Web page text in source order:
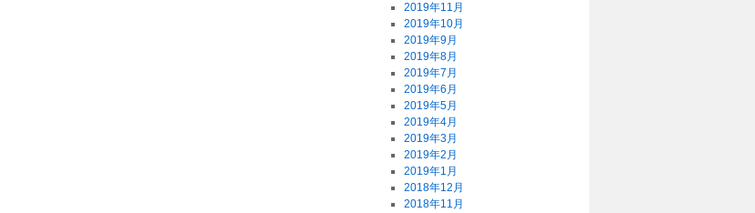
2019年11月
2019年10月
2019年9月
2019年8月
2019年7月
2019年6月
2019年5月
2019年4月
2019年3月
2019年2月
2019年1月
2018年12月
2018年11月